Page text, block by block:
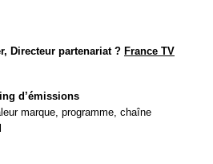
Directeur partenariat ? France TV
d’émissions
marque, programme, chaîne